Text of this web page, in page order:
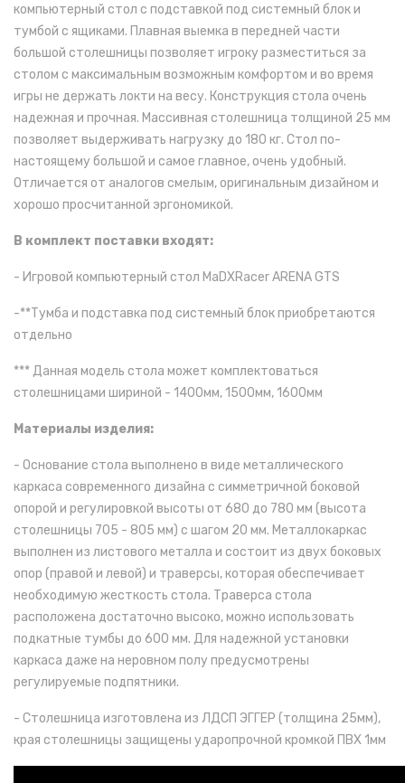
компьютерный стол с подставкой под системный блок и
тумбой с ящиками. Плавная выемка в передней части
большой столешницы позволяет игроку разместиться за
столом с максимальным возможным комфортом и во время
игры не держать локти на весу. Конструкция стола очень
надежная и прочная. Массивная столешница толщиной 25 мм
позволяет выдерживать нагрузку до 180 кг. Стол по-
настоящему большой и самое главное, очень удобный.
Отличается от аналогов смелым, оригинальным дизайном и
хорошо просчитанной эргономикой.
В комплект поставки входят:
- Игровой компьютерный стол MaDXRacer ARENA GTS
-**Тумба и подставка под системный блок приобретаются
отдельно
***Данная модель стола может комплектоваться
столешницами шириной - 1400мм, 1500мм, 1600мм
Материалы изделия:
- Основание стола выполнено в виде металлического
каркаса современного дизайна с симметричной боковой
опорой и регулировкой высоты от 680 до 780 мм (высота
столешницы 705 - 805 мм) с шагом 20 мм. Металлокаркас
выполнен из листового металла и состоит из двух боковых
опор (правой и левой) и траверсы, которая обеспечивает
необходимую жесткость стола. Траверса стола
расположена достаточно высоко, можно использовать
подкатные тумбы до 600 мм. Для надежной установки
каркаса даже на неровном полу предусмотрены
регулируемые подпятники.
- Столешница изготовлена из ЛДСП ЭГГЕР (толщина 25мм),
края столешницы защищены ударопрочной кромкой ПВХ 1мм